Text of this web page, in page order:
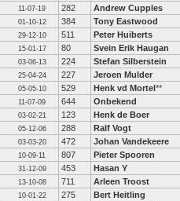
11-07-19 282 Andrew Cupples
01-10-12 384 Tony Eastwood
29-12-10 511 Peter Huiberts
15-01-17 80 Svein Erik Haugan
03-06-13 224 Stefan Silberstein
25-04-24 227 Jeroen Mulder
05-05-10 529 Henk vd Mortel**
11-07-09 644
Onbekend
03-02-21 123 Henk de Boer
05-12-06 288 Ralf Vogt
03-03-20 472 Johan Vandekeere
10-09-11 807 Pieter Spooren
31-12-09 453 Hasan Y
13-10-08 711 Arleen Troost
10-01-22 275 Bert Heitling